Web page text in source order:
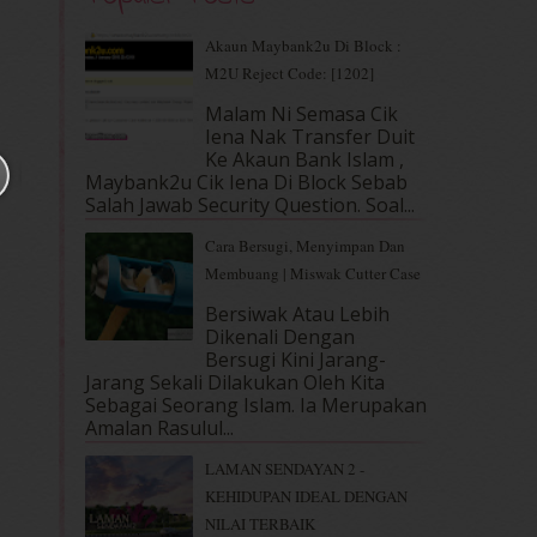
Akaun Maybank2u Di Block :
M2U Reject Code: [1202]
Malam Ni Semasa Cik
Iena Nak Transfer Duit
Ke Akaun Bank Islam ,
Maybank2u Cik Iena Di Block Sebab
Salah Jawab Security Question. Soal...
Cara Bersugi, Menyimpan Dan
Membuang | Miswak Cutter Case
Bersiwak Atau Lebih
Dikenali Dengan
Bersugi Kini Jarang-
Jarang Sekali Dilakukan Oleh Kita
Sebagai Seorang Islam. Ia Merupakan
Amalan Rasulul...
LAMAN SENDAYAN 2 -
KEHIDUPAN IDEAL DENGAN
NILAI TERBAIK